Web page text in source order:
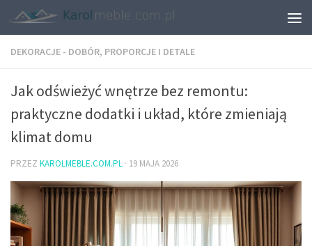
DEKORACJE - DOBÓR, PROPORCJE I DETALE
Jak odświeżyć wnętrze bez remontu:
praktyczne dodatki i układ, które zmieniają
klimat domu
PRZEZ KAROLMEBLE.COM.PL · 19 MAJA 2026